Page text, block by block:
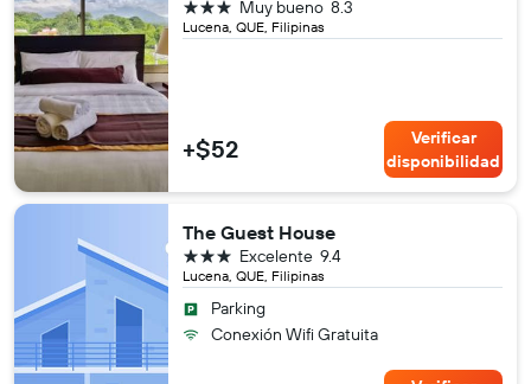
Lucena, QUE, Filipinas
8.3
Muy bueno
3 estrellas
+$52
Verificar
disponibilidad
The Guest House
Lucena, QUE, Filipinas
9.4
Excelente
3 estrellas
Parking
Conexión Wifi Gratuita